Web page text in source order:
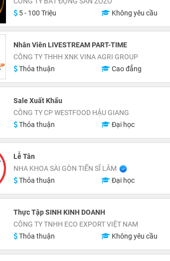
5 - 100 Triệu
Không yêu cầu
Nhân Viên LIVESTREAM PART-TIME
CÔNG TY THHH XNK VINA AGRI GROUP
Thỏa thuận
Cao đẳng
Sale Xuất Khẩu
CÔNG TY CP WESTFOOD HẬU GIANG
Thỏa thuận
Đại học
Lễ Tân
NHA KHOA SÀI GÒN TIẾN SĨ LÂM
Thỏa thuận
Đại học
Thực Tập SINH KINH DOANH
CÔNG TY TNHH ECO EXPORT VIỆT NAM
Thỏa thuận
Không yêu cầu